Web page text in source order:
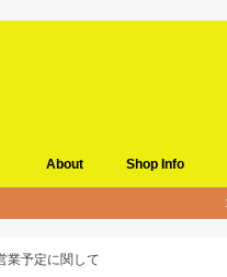
About Shop Info
業予定に関して